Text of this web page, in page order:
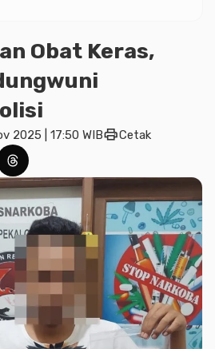
Obat Keras,
2025 | 17:50 WIBprintCetak